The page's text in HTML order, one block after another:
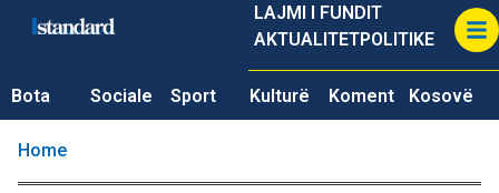
LAJMI I FUNDIT
AKTUALITETPOLITIKE
Bota Sociale Sport Kulturë Koment Kosovë
Home